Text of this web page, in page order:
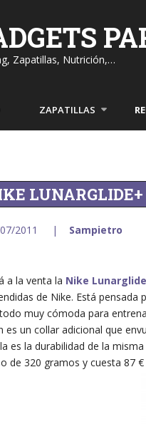
Zapatillas, Nutrición,…
ZAPATILLAS
LUNARGLIDE+
2011 Sampietro
a la venta la Nike
de Nike. Está
muy cómoda para
es un collar adicional que
es la durabilidad de la
de 320 gramos y cuesta 87 €